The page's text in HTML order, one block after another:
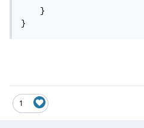
    }
}
1